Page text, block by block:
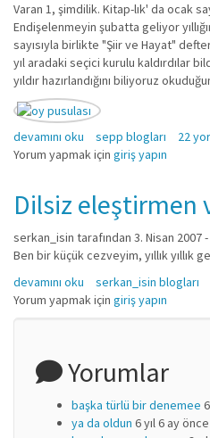
Varan 1, şimdilik. Kitap-lık' da ocak
Endişelenmeyin şubatta geliyor
sayısıyla birlikte "Şiir ve Hayat"
yıl aradaki seçici kurulu kaldırdılar
yıldır hazırlandığını biliyoruz
İlkbahar, Yaz, Sonbahar, Yıllıklar
devamını oku sepp blogları
22
Yorum yapmak için giriş yapın
Dilsiz eleştirmen
serkan_isin tarafından 3. Nisan
Ben bir küçük cezveyim, yıllık yıllık
Dilsiz eleştirmen ve gericilik
devamını oku serkan_isin blogları
Yorum yapmak için giriş yapın
Yorumlar
başka türlü bir denemee
ya da oldun 6 yıl 6 ay önce